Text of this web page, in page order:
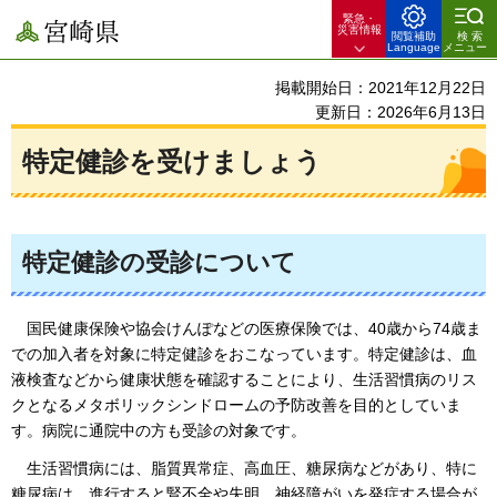
宮崎県
緊急・
災害情報
閲覧補助
Language
検索
メニュー
掲載開始日：2021年12月22日
更新日：2026年6月13日
特定健診を受けましょう
特定健診の受診について
国民健康保険や協会けんぽなどの医療保険では、40歳から74歳ま
での加入者を対象に特定健診をおこなっています。特定健診は、血
液検査などから健康状態を確認することにより、生活習慣病のリス
クとなるメタボリックシンドロームの予防改善を目的としていま
す。病院に通院中の方も受診の対象です。
生活習慣病には 、脂質異常症、高血圧、糖尿病などがあり、特に
糖尿病は、進行すると腎不全や失明、神経障がいを発症する場合が